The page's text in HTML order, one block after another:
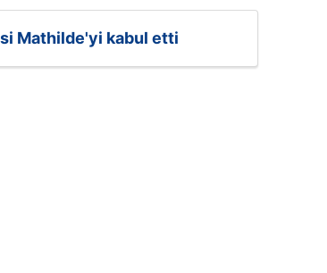
Mathilde'yi kabul etti